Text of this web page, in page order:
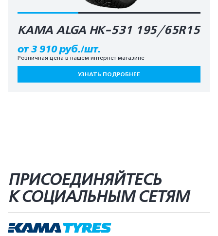
КАМА ALGA HK-531 195/65R15
от 3 910 руб./шт.
Розничная цена в нашем интернет-магазине
УЗНАТЬ ПОДРОБНЕЕ
ПРИСОЕДИНЯЙТЕСЬ
К СОЦИАЛЬНЫМ СЕТЯМ